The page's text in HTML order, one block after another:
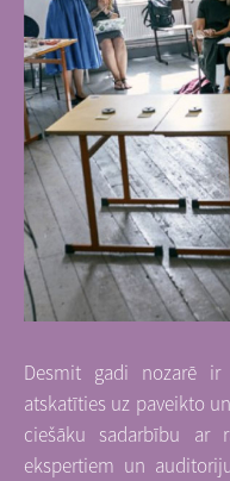
Desmit gadi nozarē
atskatīties uz paveikto
ciešāku sadarbību ar
ekspertiem un